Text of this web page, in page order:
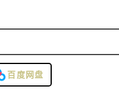
百度网盘